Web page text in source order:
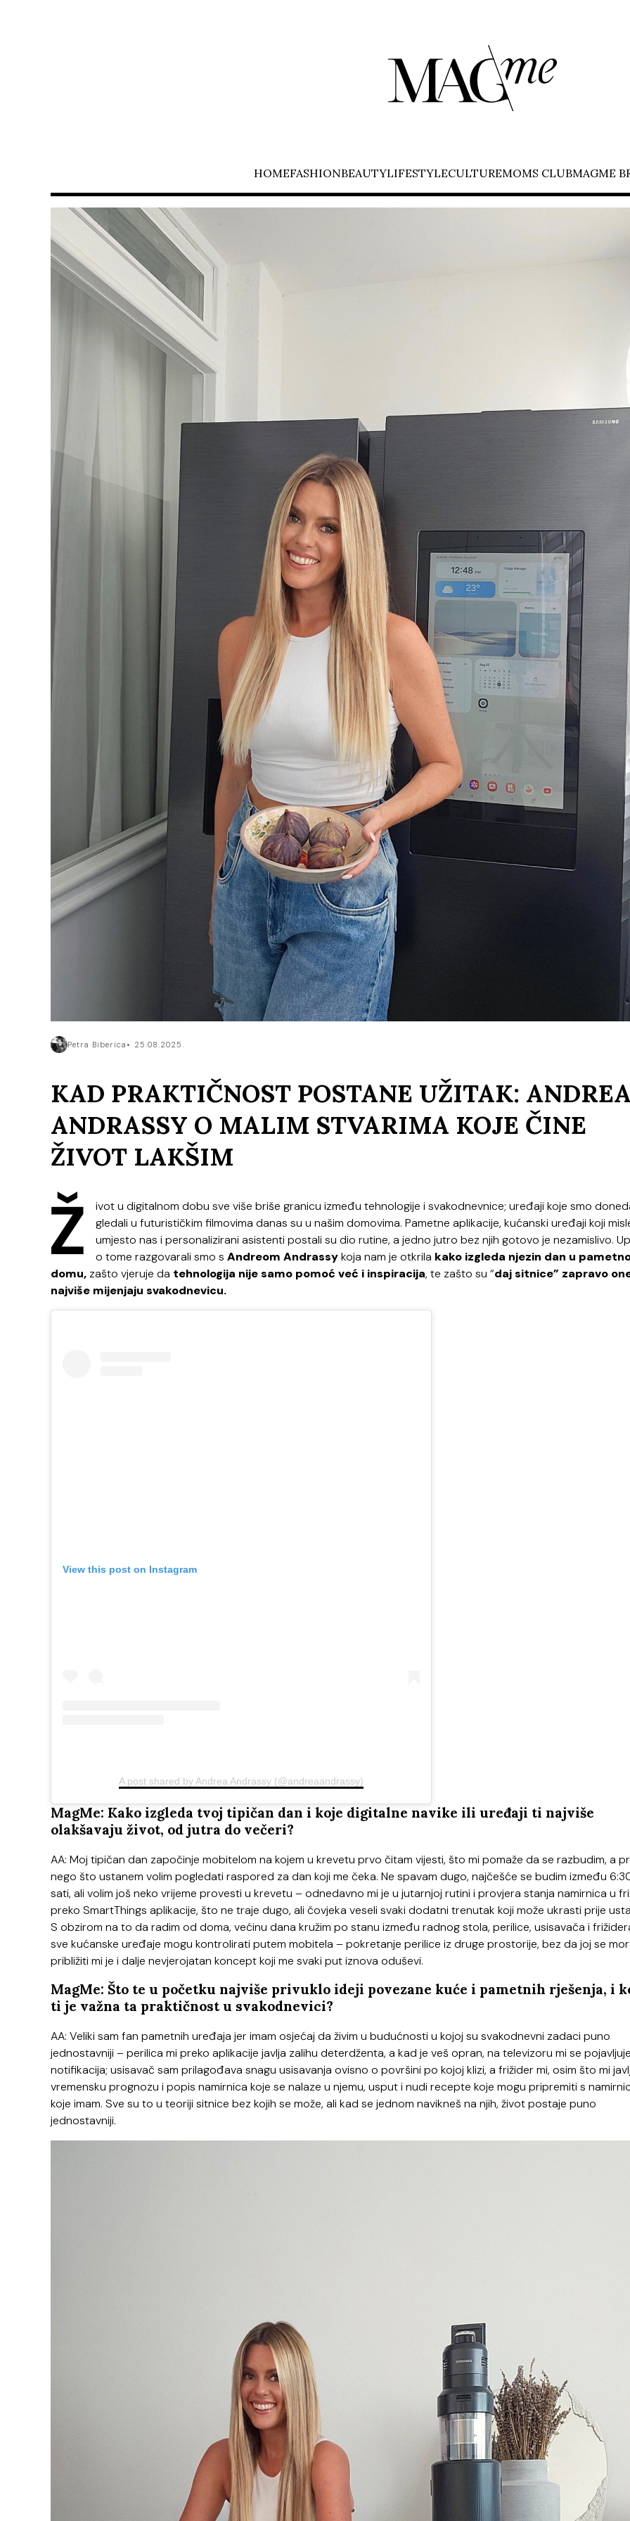
HOMEFASHIONBEAUTYLIFESTYLECULTUREMOMS CLUBMAGME
Petra Biberica 25.08.2025.
KAD PRAKTIČNOST POSTANE UŽITAK:
ANDRASSY O MALIM STVARIMA KOJE ČINE
ŽIVOT LAKŠIM
Ž
ivot u digitalnom dobu sve više briše granicu između tehnologije i svakodnevnice; uređaji koje smo
gledali u futurističkim filmovima danas su u našim domovima. Pametne aplikacije, kućanski uređaji koji
umjesto nas i personalizirani asistenti postali su dio rutine, a jedno jutro bez njih gotovo je nezamislivo.
o tome razgovarali smo s Andreom Andrassykoja nam je otkrila kako izgleda njezin dan u
domu, zašto vjeruje da tehnologija nije samo pomoć već i inspiracija, te zašto su “daj sitnice” zapravo
najviše mijenjaju svakodnevicu.
View this post on Instagram
A post shared by Andrea Andrassy (@andreaandrassy)
MagMe: Kako izgleda tvoj tipičan dan i koje digitalne navike ili uređaji ti najviše
olakšavaju život, od jutra do večeri?
AA: Moj tipičan dan započinje mobitelom na kojem u krevetu prvo čitam vijesti, što mi pomaže da se razbudim, a
nego što ustanem volim pogledati raspored za dan koji me čeka. Ne spavam dugo, najčešće se budim između
sati, ali volim još neko vrijeme provesti u krevetu – odnedavno mi je u jutarnjoj rutini i provjera stanja namirnica u
preko SmartThings aplikacije, što ne traje dugo, ali čovjeka veseli svaki dodatni trenutak koji može ukrasti prije
S obzirom na to da radim od doma, većinu dana kružim po stanu između radnog stola, perilice, usisavača i
sve kućanske uređaje mogu kontrolirati putem mobitela – pokretanje perilice iz druge prostorije, bez da joj se
približiti mi je i dalje nevjerojatan koncept koji me svaki put iznova oduševi.
MagMe: Što te u početku najviše privuklo ideji povezane kuće i pametnih rješenja, i
ti je važna ta praktičnost u svakodnevici?
AA: Veliki sam fan pametnih uređaja jer imam osjećaj da živim u budućnosti u kojoj su svakodnevni zadaci puno
jednostavniji – perilica mi preko aplikacije javlja zalihu deterdženta, a kad je veš opran, na televizoru mi se
notifikacija; usisavač sam prilagođava snagu usisavanja ovisno o površini po kojoj klizi, a frižider mi, osim što mi
vremensku prognozu i popis namirnica koje se nalaze u njemu, usput i nudi recepte koje mogu pripremiti s
koje imam. Sve su to u teoriji sitnice bez kojih se može, ali kad se jednom navikneš na njih, život postaje puno
jednostavniji.